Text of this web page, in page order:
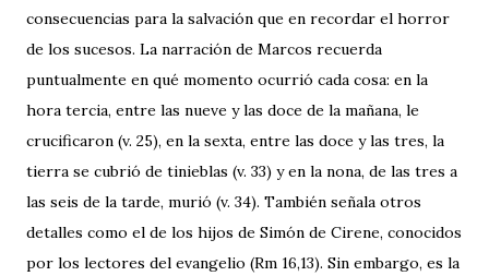
consecuencias para la salvación que en recordar el horror
de los sucesos. La narración de Marcos recuerda
puntualmente en qué momento ocurrió cada cosa: en la
hora tercia, entre las nueve y las doce de la mañana, le
crucificaron (v. 25), en la sexta, entre las doce y las tres, la
tierra se cubrió de tinieblas (v. 33) y en la nona, de las tres a
las seis de la tarde, murió (v. 34). También señala otros
detalles como el de los hijos de Simón de Cirene, conocidos
por los lectores del evangelio (Rm 16,13). Sin embargo, es la